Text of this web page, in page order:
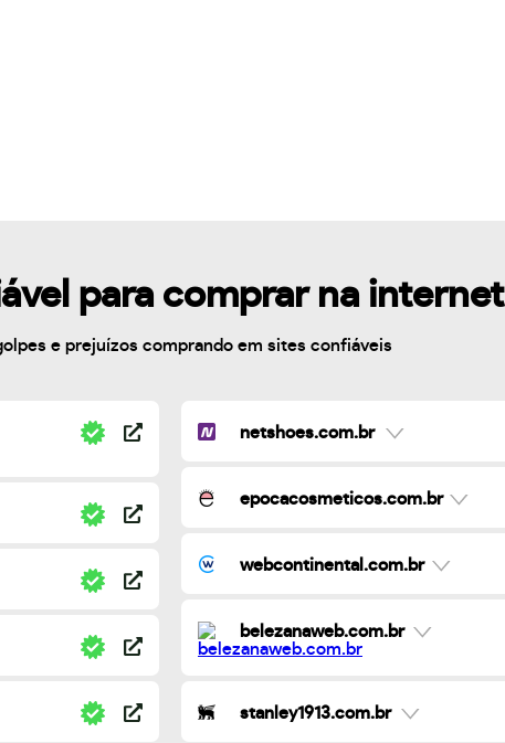
para comprar na internet
e prejuízos comprando em sites confiáveis
netshoes.com.br
epocacosmeticos.com.br
webcontinental.com.br
belezanaweb.com.br
stanley1913.com.br